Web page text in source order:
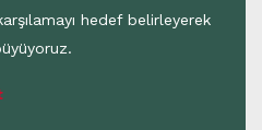
hedef belirleyerek